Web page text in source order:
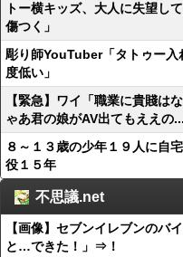
トー横キッズ、大人に失望し
傷つく」
彫り師YouTuber「タトゥー入
度低い」
【緊急】ワイ「職業に貴賤は
ゃあ君の娘がAV出てもええの...
８～１３歳の少年１９人に自
役１５年
不思議.net
【画像】セブンイレブンのバ
と…できた！」⇒！